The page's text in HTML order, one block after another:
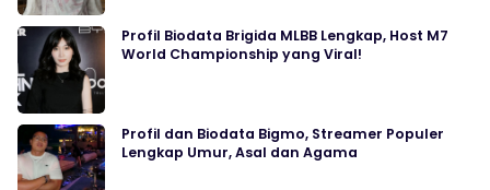
Profil Biodata Brigida MLBB Lengkap, Host M7
World Championship yang Viral!
Profil dan Biodata Bigmo, Streamer Populer
Lengkap Umur, Asal dan Agama